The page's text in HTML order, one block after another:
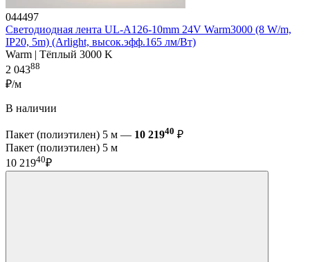
044497
Светодиодная лента UL-A126-10mm 24V Warm3000 (8 W/m,
IP20, 5m) (Arlight, высок.эфф.165 лм/Вт)
Warm | Тёплый 3000 K
2 04388
₽/м
В наличии
Пакет (полиэтилен) 5 м — 10 21940 ₽
Пакет (полиэтилен) 5 м
10 21940₽